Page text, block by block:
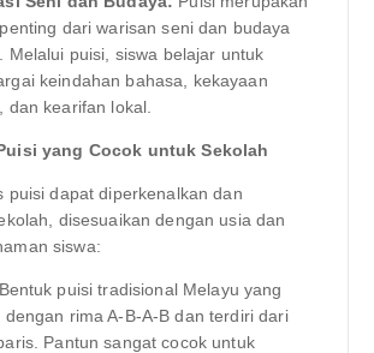
dari warisan seni dan budaya
Melalui puisi, siswa belajar untuk
keindahan bahasa, kekayaan
dan kearifan lokal.
yang Cocok untuk Sekolah
puisi dapat diperkenalkan dan
disesuaikan dengan usia dan
siswa:
Bentuk puisi tradisional Melayu yang
dengan rima A-B-A-B dan terdiri dari
Pantun sangat cocok untuk